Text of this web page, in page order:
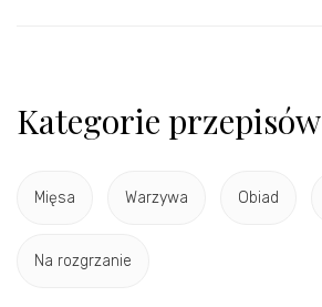
Kategorie przepisów
Mięsa Warzywa Obiad
Na rozgrzanie